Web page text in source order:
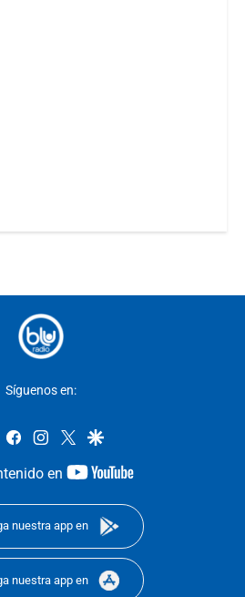
Síguenos en:
whatsappfacebookinstagram
twittergoogle
en
youtube-
nuestra app en
nuestra app en